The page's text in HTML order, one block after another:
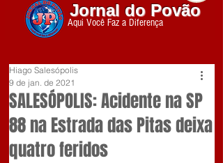
Jornal do Povão
Aqui Você Faz a Diferença
SALESÓPOLIS: Acidente na SP
88 na Estrada das Pitas deixa
quatro feridos
Hiago Salesópolis
9 de jan. de 2021